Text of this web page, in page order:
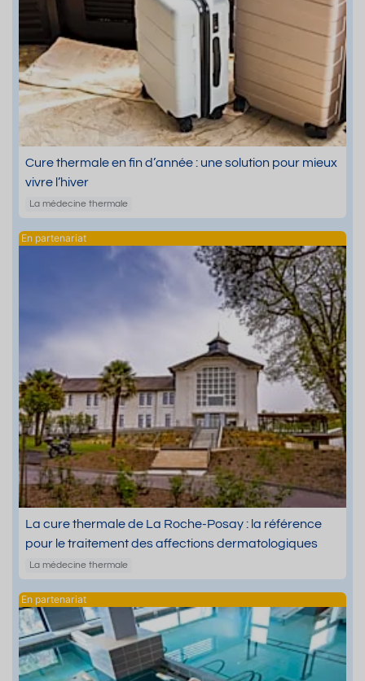
Cure thermale en fin d’année : une solution pour mieux
vivre l’hiver
La médecine thermale
La cure thermale de La Roche-Posay : la référence
pour le traitement des affections dermatologiques
La médecine thermale